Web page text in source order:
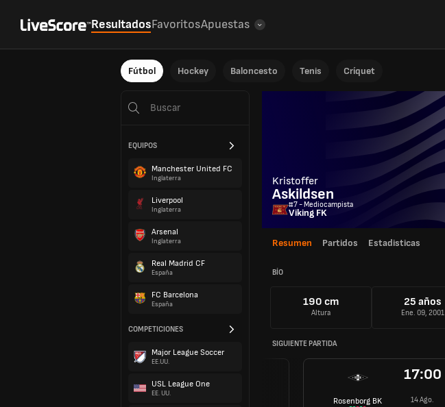
ResultadosFavoritosApuestas
Fútbol Hockey Baloncesto Tenis Críquet
EQUIPOS
Manchester United FC
Inglaterra
Liverpool
Inglaterra
Arsenal
Inglaterra
Real Madrid CF
España
FC Barcelona
España
COMPETICIONES
Major League Soccer
EE.UU.
USL League One
EE. UU.
Kristoffer
Askildsen
#7 - Mediocampista
Viking FK
Resumen Partidos Estadisticas
BÍO
190 cm
Altura
25 años
Ene. 09, 2001
SIGUIENTE PARTIDA
Rosenborg BK
17:00
14 Ago.